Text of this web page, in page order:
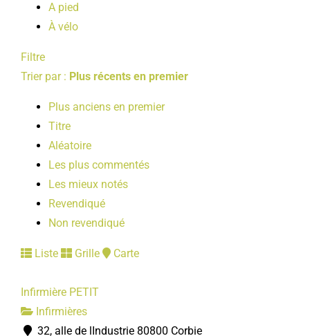
A pied
À vélo
Filtre
Trier par : Plus récents en premier
Plus anciens en premier
Titre
Aléatoire
Les plus commentés
Les mieux notés
Revendiqué
Non revendiqué
Liste Grille Carte
Infirmière PETIT
Infirmières
32, alle de lIndustrie 80800 Corbie